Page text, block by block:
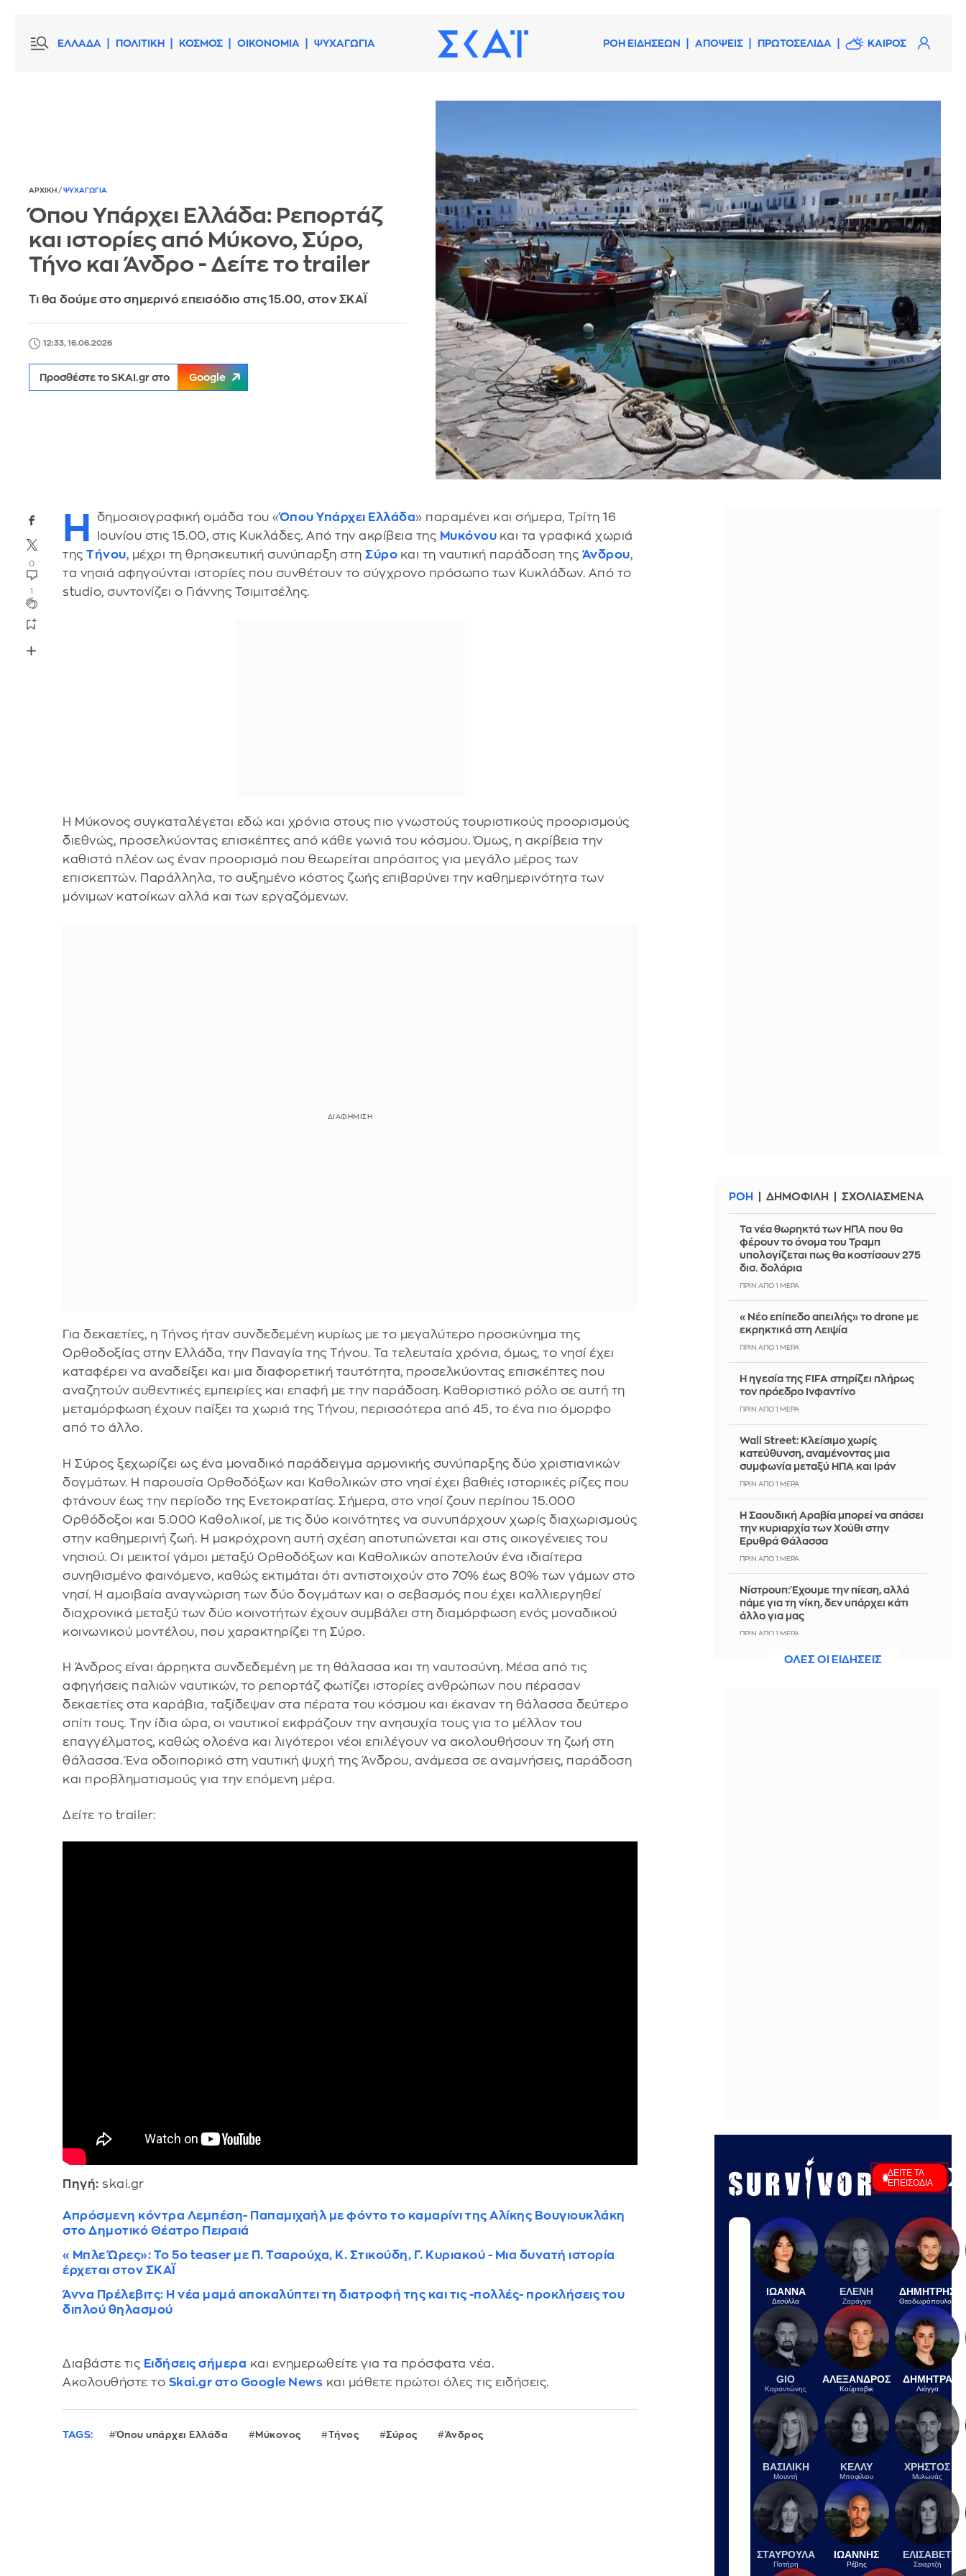
ΕΛΛΑΔΑ ΠΟΛΙΤΙΚΗ ΚΟΣΜΟΣ ΟΙΚΟΝΟΜΙΑ ΨΥΧΑΓΩΓΙΑ ΡΟΗ ΕΙΔΗΣΕΩΝ ΑΠΟΨΕΙΣ ΠΡΩΤΟΣΕΛΙΔΑ ΚΑΙΡΟΣ
ΑΡΧΙΚΗ / ΨΥΧΑΓΩΓΙΑ
Όπου Υπάρχει Ελλάδα: Ρεπορτάζ
και ιστορίες από Μύκονο, Σύρο,
Τήνο και Άνδρο - Δείτε το trailer
Τι θα δούμε στο σημερινό επεισόδιο στις 15.00, στον ΣΚΑΪ
12:33, 16.06.2026
Προσθέστε το SKAI.gr στο Google
0
1
Η δημοσιογραφική ομάδα του «Όπου Υπάρχει Ελλάδα» παραμένει και σήμερα, Τρίτη 16
Ιουνίου στις 15.00, στις Κυκλάδες. Από την ακρίβεια της Μυκόνου και τα γραφικά χωριά
τηςΤήνου, μέχρι τη θρησκευτική συνύπαρξη στηΣύρο και τη ναυτική παράδοση της Άνδρου,
τα νησιά αφηγούνται ιστορίες που συνθέτουν το σύγχρονο πρόσωπο των Κυκλάδων. Από το
studio, συντονίζει ο Γιάννης Τσιμιτσέλης.
Η Μύκονος συγκαταλέγεται εδώ και χρόνια στους πιο γνωστούς τουριστικούς προορισμούς
διεθνώς, προσελκύοντας επισκέπτες από κάθε γωνιά του κόσμου. Όμως, η ακρίβεια την
καθιστά πλέον ως έναν προορισμό που θεωρείται απρόσιτος για μεγάλο μέρος των
επισκεπτών. Παράλληλα, το αυξημένο κόστος ζωής επιβαρύνει την καθημερινότητα των
μόνιμων κατοίκων αλλά και των εργαζόμενων.
Για δεκαετίες, η Τήνος ήταν συνδεδεμένη κυρίως με το μεγαλύτερο προσκύνημα της
Ορθοδοξίας στην Ελλάδα, την Παναγία της Τήνου. Τα τελευταία χρόνια, όμως, το νησί έχει
καταφέρει να αναδείξει και μια διαφορετική ταυτότητα, προσελκύοντας επισκέπτες που
αναζητούν αυθεντικές εμπειρίες και επαφή με την παράδοση. Καθοριστικό ρόλο σε αυτή τη
μεταμόρφωση έχουν παίξει τα χωριά της Τήνου, περισσότερα από 45, το ένα πιο όμορφο
από το άλλο.
Η Σύρος ξεχωρίζει ως ένα μοναδικό παράδειγμα αρμονικής συνύπαρξης δύο χριστιανικών
δογμάτων. Η παρουσία Ορθοδόξων και Καθολικών στο νησί έχει βαθιές ιστορικές ρίζες που
φτάνουν έως την περίοδο της Ενετοκρατίας. Σήμερα, στο νησί ζουν περίπου 15.000
Ορθόδοξοι και 5.000 Καθολικοί, με τις δύο κοινότητες να συνυπάρχουν χωρίς διαχωρισμούς
στην καθημερινή ζωή. Η μακρόχρονη αυτή σχέση αποτυπώνεται και στις οικογένειες του
νησιού. Οι μεικτοί γάμοι μεταξύ Ορθοδόξων και Καθολικών αποτελούν ένα ιδιαίτερα
συνηθισμένο φαινόμενο, καθώς εκτιμάται ότι αντιστοιχούν στο 70% έως 80% των γάμων στο
νησί. Η αμοιβαία αναγνώριση των δύο δογμάτων και ο σεβασμός που έχει καλλιεργηθεί
διαχρονικά μεταξύ των δύο κοινοτήτων έχουν συμβάλει στη διαμόρφωση ενός μοναδικού
κοινωνικού μοντέλου, που χαρακτηρίζει τη Σύρο.
Η Άνδρος είναι άρρηκτα συνδεδεμένη με τη θάλασσα και τη ναυτοσύνη. Μέσα από τις
αφηγήσεις παλιών ναυτικών, το ρεπορτάζ φωτίζει ιστορίες ανθρώπων που πέρασαν
δεκαετίες στα καράβια, ταξίδεψαν στα πέρατα του κόσμου και έκαναν τη θάλασσα δεύτερο
σπίτι τους. Την ίδια ώρα, οι ναυτικοί εκφράζουν την ανησυχία τους για το μέλλον του
επαγγέλματος, καθώς ολοένα και λιγότεροι νέοι επιλέγουν να ακολουθήσουν τη ζωή στη
θάλασσα. Ένα οδοιπορικό στη ναυτική ψυχή της Άνδρου, ανάμεσα σε αναμνήσεις, παράδοση
και προβληματισμούς για την επόμενη μέρα.
Δείτε το trailer:
Πηγή: skai.gr
Απρόσμενη κόντρα Λεμπέση- Παπαμιχαήλ με φόντο το καμαρίνι της Αλίκης Βουγιουκλάκη
στο Δημοτικό Θέατρο Πειραιά
«Μπλε Ώρες»: Το 5ο teaser με Π. Τσαρούχα, Κ. Στικούδη, Γ. Κυριακού - Μια δυνατή ιστορία
έρχεται στον ΣΚΑΪ
Άννα Πρέλεβιτς: Η νέα μαμά αποκαλύπτει τη διατροφή της και τις -πολλές- προκλήσεις του
διπλού θηλασμού
Διαβάστε τις Ειδήσεις σήμερα και ενημερωθείτε για τα πρόσφατα νέα.
Ακολουθήστε το Skai.gr στο Google News και μάθετε πρώτοι όλες τις ειδήσεις.
TAGS: Όπου υπάρχει Ελλάδα Μύκονος Τήνος Σύρος Άνδρος
ΡΟΗ ΔΗΜΟΦΙΛΗ ΣΧΟΛΙΑΣΜΕΝΑ
Τα νέα θωρηκτά των ΗΠΑ που θα
φέρουν το όνομα του Τραμπ
υπολογίζεται πως θα κοστίσουν 275
δισ. δολάρια
ΠΡΙΝ ΑΠΌ 1 ΜΈΡΑ
«Νέο επίπεδο απειλής» το drone με
εκρηκτικά στη Λειψία
ΠΡΙΝ ΑΠΌ 1 ΜΈΡΑ
Η ηγεσία της FIFA στηρίζει πλήρως
τον πρόεδρο Ινφαντίνο
ΠΡΙΝ ΑΠΌ 1 ΜΈΡΑ
Wall Street: Κλείσιμο χωρίς
κατεύθυνση, αναμένοντας μια
συμφωνία μεταξύ ΗΠΑ και Ιράν
ΠΡΙΝ ΑΠΌ 1 ΜΈΡΑ
Η Σαουδική Αραβία μπορεί να σπάσει
την κυριαρχία των Χούθι στην
Ερυθρά Θάλασσα
ΠΡΙΝ ΑΠΌ 1 ΜΈΡΑ
Νίστρουπ: Έχουμε την πίεση, αλλά
πάμε για τη νίκη, δεν υπάρχει κάτι
άλλο για μας
ΠΡΙΝ ΑΠΌ 1 ΜΈΡΑ
Άννα Πρέλεβιτς: Το τρυφερό
10 πράγματα που πρέπει να κάνεις
πριν φτάσει ο Δεκαπενταύγουστος
ΠΡΙΝ ΑΠΌ 1 ΜΈΡΑ
ΟΛΕΣ ΟΙ ΕΙΔΗΣΕΙΣ